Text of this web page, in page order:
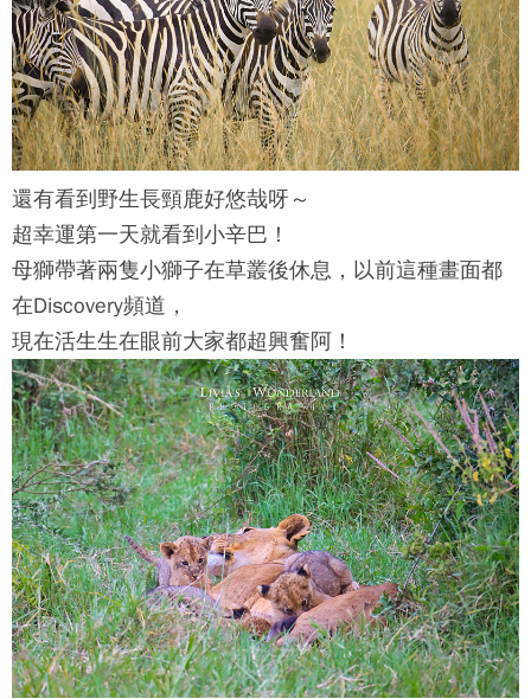
還有看到野生長頸鹿好悠哉呀～
超幸運第一天就看到小辛巴！
母獅帶著兩隻小獅子在草叢後休息，以前這種畫面都
在Discovery頻道，
現在活生生在眼前大家都超興奮阿！